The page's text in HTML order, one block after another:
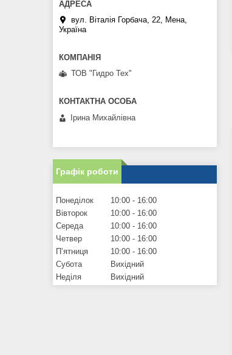
вул. Віталія Горбача, 22, Мена,
Україна
ТОВ "Гидро Тех"
Ірина Михайлівна
Графік роботи
Понеділок 10:00
16:00
Вівторок
10:00
16:00
Середа
10:00
16:00
Четвер
10:00
16:00
Пʼятниця
10:00
16:00
Субота
Вихідний
Неділя
Вихідний